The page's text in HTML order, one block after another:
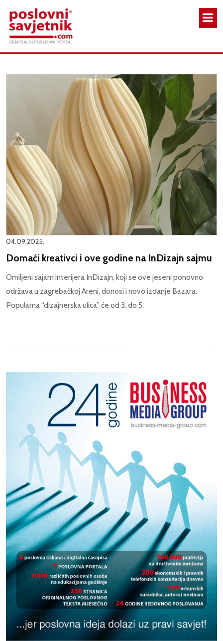
04.09.2025.
Domaći kreativci i ove godine na InDizajn sajmu
Omiljeni sajam interijera InDizajn, koji se ove jeseni ponovno
održava u zagrebačkoj Areni, donosi i novo izdanje Bazara.
Popularna “dizajnerska ulica” će od 3. do 5.